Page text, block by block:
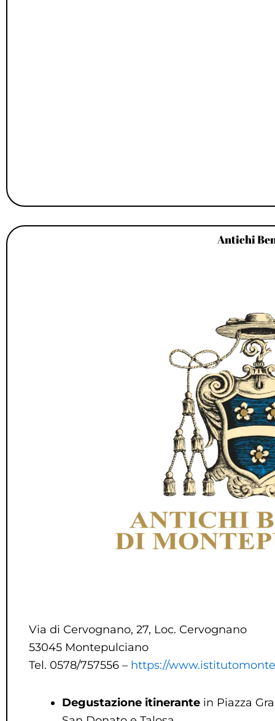
Antichi
Via di Cervognano, 27, Loc. Cervognano
53045 Montepulciano
Tel. 0578/757556 – https://
Degustazione itinerante in Piazza